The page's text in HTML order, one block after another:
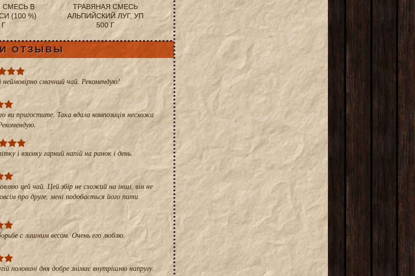
СМЕСЬ В
(100 %)
Г
ТРАВЯНАЯ СМЕСЬ
АЛЬПИЙСКИЙ ЛУГ, УП
500 Г
ОТЗЫВЫ
неймовірно смачний чай. Рекомендую!
ви пригостите. Така вдала композиція несхожа
і взимку гарний напій на ранок і день.
цей чай. Цей збір не схожий на інші, він не
про друге, мені подобається його пити
с лишним весом. Очень его люблю.
половині дня добре знімає внутрішню напругу.